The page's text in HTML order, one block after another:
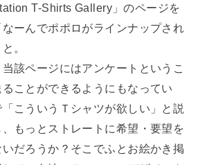
T-Shirts Gallery」のページを
ーんでポポロがラインナップされ
。
該ページにはアンケートというこ
ことができるようにもなってい
こういうＴシャツが欲しい」と説
もっとストレートに希望・要望を
だろうか？そこでふとお絵かき掲